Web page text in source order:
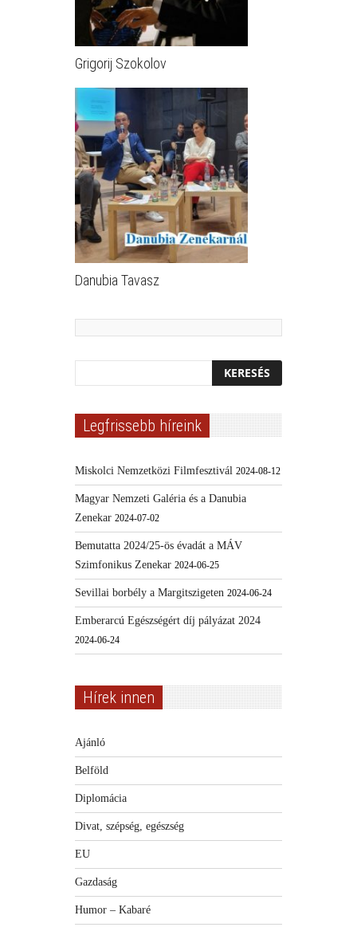
Grigorij Szokolov
Danubia Tavasz
Legfrissebb híreink
Miskolci Nemzetközi Filmfesztivál 2024-08-12
Magyar Nemzeti Galéria és a Danubia
Zenekar 2024-07-02
Bemutatta 2024/25-ös évadát a MÁV
Szimfonikus Zenekar 2024-06-25
Sevillai borbély a Margitszigeten 2024-06-24
Emberarcú Egészségért díj pályázat 2024
2024-06-24
Hírek innen
Ajánló
Belföld
Diplomácia
Divat, szépség, egészség
EU
Gazdaság
Humor – Kabaré